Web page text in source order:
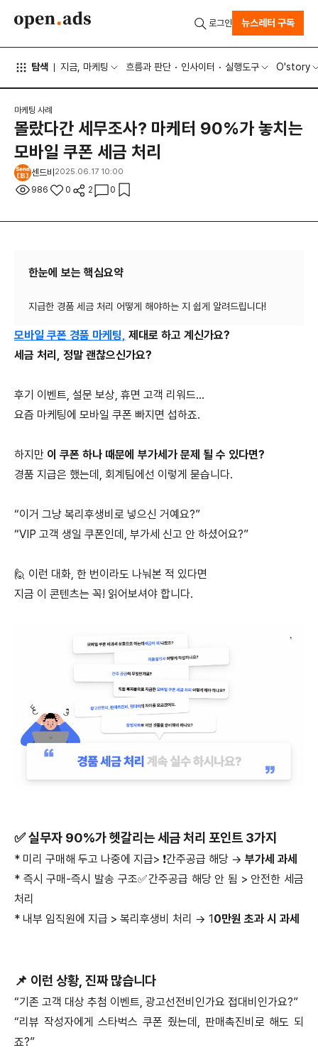
탐색 지금, 마케팅 흐름과 판단 인사이터 실행도구 O'story
로그인 뉴스레터 구독
마케팅 사례
몰랐다간 세무조사? 마케터 90%가 놓치는
모바일 쿠폰 세금 처리
센드비 2025.06.17 10:00
986 0 2 0
한눈에 보는 핵심요약
모바일 쿠폰 경품 마케팅, 제대로 하고 계신가요?
세금 처리, 정말 괜찮으신가요?
후기 이벤트, 설문 보상, 휴면 고객 리워드…
요즘 마케팅에 모바일 쿠폰 빠지면 섭하죠.
하지만 이 쿠폰 하나 때문에 부가세가 문제 될 수 있다면?
경품 지급은 했는데, 회계팀에선 이렇게 묻습니다.
“이거 그냥 복리후생비로 넣으신 거예요?”
“VIP 고객 생일 쿠폰인데, 부가세 신고 안 하셨어요?”
🙋 이런 대화, 한 번이라도 나눠본 적 있다면
지금 이 콘텐츠는 꼭! 읽어보셔야 합니다.
✅ 실무자 90%가 헷갈리는 세금 처리 포인트 3가지
* 미리 구매해 두고 나중에 지급> ❗️간주공급 해당 → 부가세 과세
* 즉시 구매-즉시 발송 구조✅간주공급 해당 안 됨 > 안전한 세금
처리
* 내부 임직원에 지급 > 복리후생비 처리 → 1 0만원 초과 시 과세
📌 이런 상황, 진짜 많습니다
“기존 고객 대상 추첨 이벤트, 광고선전비인가요 접대비인가요?”
“리뷰 작성자에게 스타벅스 쿠폰 줬는데, 판매촉진비로 해도 되
죠?”